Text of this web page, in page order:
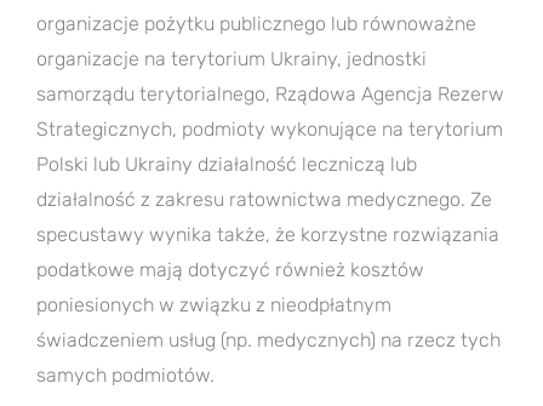
organizacje pożytku publicznego lub równoważne
organizacje na terytorium Ukrainy, jednostki
samorządu terytorialnego, Rządowa Agencja Rezerw
Strategicznych, podmioty wykonujące na terytorium
Polski lub Ukrainy działalność leczniczą lub
działalność z zakresu ratownictwa medycznego. Ze
specustawy wynika także, że korzystne rozwiązania
podatkowe mają dotyczyć również kosztów
poniesionych w związku z nieodpłatnym
świadczeniem usług (np. medycznych) na rzecz tych
samych podmiotów.